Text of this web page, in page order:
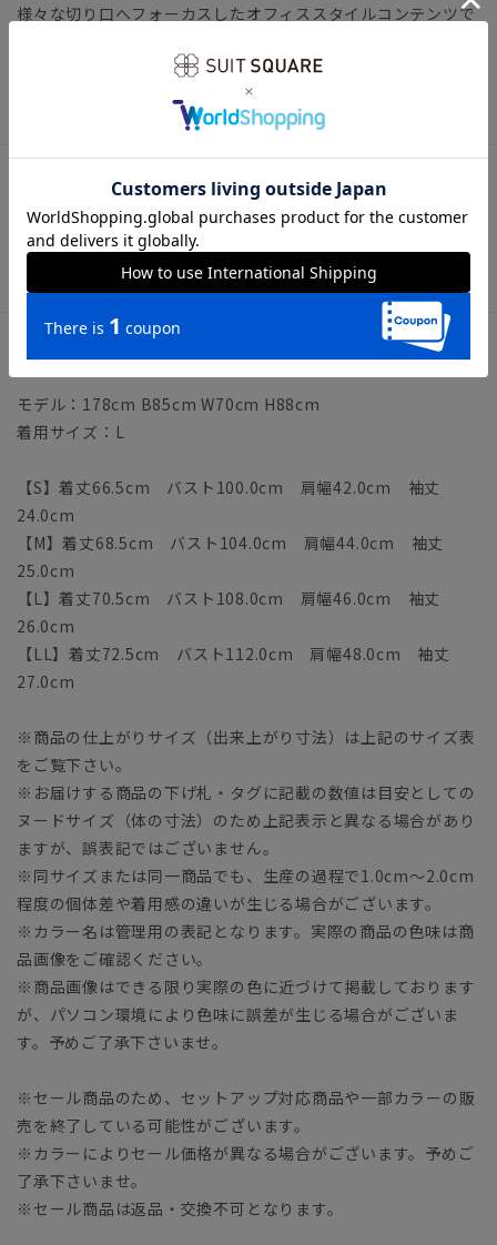
様々な切り口へフォーカスしたオフィススタイルコンテンツで
トップス オフィスカジュアル ウォッシャブル 接触冷感
アイテム詳細
【仕様】クルーネック／半袖／胸ポケット
【洗濯表示】洗濯機可（ネット使用・弱水流）
サイズ詳細
モデル：178cm B85cm W70cm H88cm
着用サイズ：L
【S】着丈66.5cm バスト100.0cm 肩幅42.0cm 袖丈
24.0cm
【M】着丈68.5cm バスト104.0cm 肩幅44.0cm 袖丈
25.0cm
【L】着丈70.5cm バスト108.0cm 肩幅46.0cm 袖丈
26.0cm
【LL】着丈72.5cm バスト112.0cm 肩幅48.0cm 袖丈
27.0cm
※商品の仕上がりサイズ（出来上がり寸法）は上記のサイズ表
をご覧下さい。
※お届けする商品の下げ札・タグに記載の数値は目安としての
ヌードサイズ（体の寸法）のため上記表示と異なる場合があり
ますが、誤表記ではございません。
※同サイズまたは同一商品でも、生産の過程で1.0cm～2.0cm
程度の個体差や着用感の違いが生じる場合がございます。
※カラー名は管理用の表記となります。実際の商品の色味は商
品画像をご確認ください。
※商品画像はできる限り実際の色に近づけて掲載しております
が、パソコン環境により色味に誤差が生じる場合がございま
す。予めご了承下さいませ。
※セール商品のため、セットアップ対応商品や一部カラーの販
売を終了している可能性がございます。
※カラーによりセール価格が異なる場合がございます。予めご
了承下さいませ。
※セール商品は返品・交換不可となります。